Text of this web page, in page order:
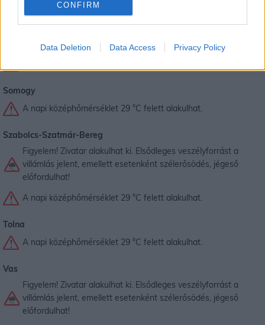
CONFIRM
Data Deletion Data Access Privacy Policy
Figyelem! Zivatar alakulhat ki. Elsődleges veszélyforrást a
előfordulhat!
Somogy
A napi középhőmérséklet 29 °C felett alakulhat.
Szabolcs-Szatmár-Bereg
Figyelem! Zivatar alakulhat ki. Elsődleges veszélyforrást a
villámlás jelent, emellett esetenként szélerősödés, jégeső
előfordulhat!
A napi középhőmérséklet 29 °C felett alakulhat.
Tolna
A napi középhőmérséklet 29 °C felett alakulhat.
Vas
Figyelem! Zivatar alakulhat ki. Elsődleges veszélyforrást a
villámlás jelent, emellett esetenként szélerősödés, jégeső
előfordulhat!